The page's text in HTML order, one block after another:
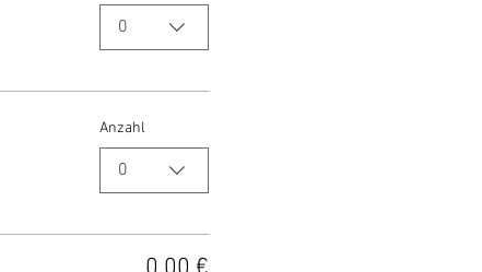
0
Anzahl
0